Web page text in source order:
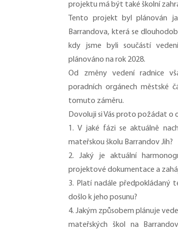
projektu má být také školní
Tento projekt byl plánován
Barrandova, která se
kdy jsme byli součástí
plánováno na rok 2028.
Od změny vedení radnice
poradních orgánech městské
tomuto záměru.
Dovoluji si Vás proto požádat o
1. V jaké fázi se aktuálně
mateřskou školu Barrandov Jih?
2. Jaký je aktuální
projektové dokumentace a
3. Platí nadále předpokládaný
došlo k jeho posunu?
4. Jakým způsobem plánuje
mateřských škol na